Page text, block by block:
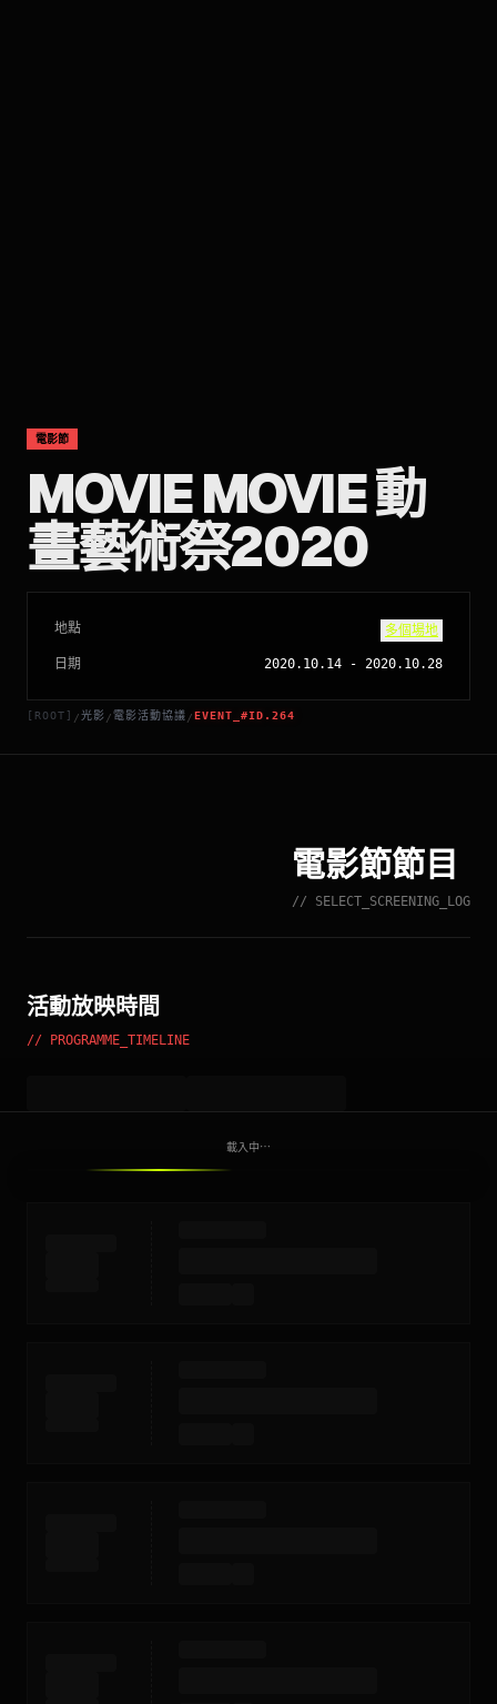
[ROOT] /光影 /電影活動協議 /EVENT_#ID.264
電影節
MOVIE MOVIE 動
畫藝術祭2020
地點 多個場地
日期 2020.10.14 - 2020.10.28
電影節節目
// SELECT_SCREENING_LOG
活動放映時間
// PROGRAMME_TIMELINE
載入中⋯